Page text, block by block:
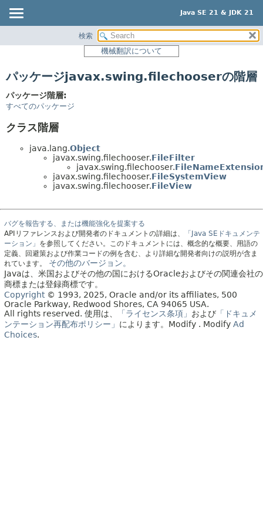
Java SE 21 & JDK 21
パッケージ
クラス
使用
階層ツリー
プレビュー
ヘルプ
検索
機械翻訳について
パッケージjavax.swing.filechooserの階層
パッケージ階層:
すべてのパッケージ
クラス階層
java.lang.Object
javax.swing.filechooser.FileFilter
javax.swing.filechooser.
javax.swing.filechooser.FileSystemView
javax.swing.filechooser.FileView
バグを報告する、または機能強化を提案する
APIリファレンスおよび開発者のドキュメントの詳細は、
「Java SEドキュメンテ
ーション」 を参照してください。このドキュメントには、概念的な概要、用語の
定義、回避策および作業コードの例を含む、より詳細な開発者向けの説明が含ま
れています。
その他のバージョン。
Javaは、米国およびその他の国におけるOracleおよびその関連会社の
商標または登録商標です。
Copyright© 1993, 2025, Oracle and/or its affiliates, 500
Oracle Parkway, Redwood Shores, CA 94065 USA.
All rights reserved. 使用は、 「ライセンス条項」 および 「ドキュメ
ンテーション再配布ポリシー」 によります。 Modify . Modify Ad
Choices.